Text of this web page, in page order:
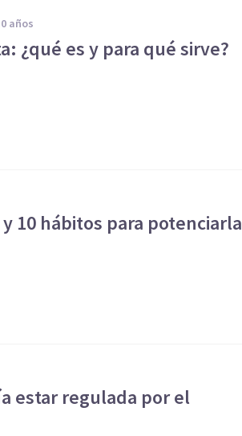
años
¿qué es y para qué sirve?
10 hábitos para potenciarla
estar regulada por el